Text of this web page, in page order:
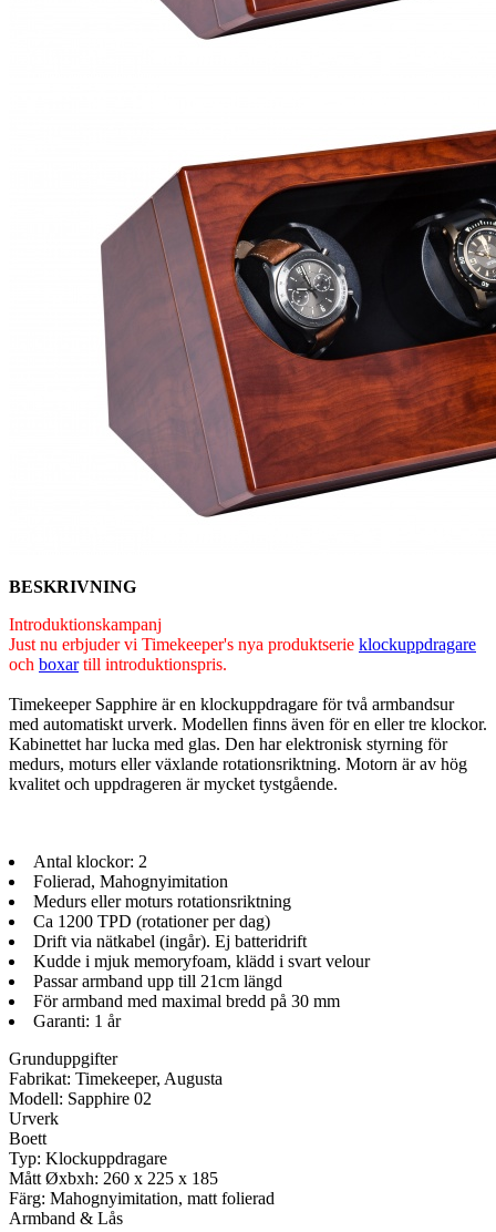
BESKRIVNING
Introduktionskampanj
Just nu erbjuder vi Timekeeper's nya produktserie klockuppdragare
och boxartill introduktionspris.
Timekeeper Sapphire är en klockuppdragare för två armbandsur
med automatiskt urverk. Modellen finns även för en eller tre klockor.
Kabinettet har lucka med glas. Den har elektronisk styrning för
medurs, moturs eller växlande rotationsriktning. Motorn är av hög
kvalitet och uppdrageren är mycket tystgående.
Antal klockor: 2
Folierad, Mahognyimitation
Medurs eller moturs rotationsriktning
Ca 1200 TPD (rotationer per dag)
Drift via nätkabel (ingår). Ej batteridrift
Kudde i mjuk memoryfoam, klädd i svart velour
Passar armband upp till 21cm längd
För armband med maximal bredd på 30 mm
Garanti: 1 år
Grunduppgifter
Fabrikat: Timekeeper, Augusta
Modell: Sapphire 02
Urverk
Boett
Typ: Klockuppdragare
Mått Øxbxh: 260 x 225 x 185
Färg: Mahognyimitation, matt folierad
Armband & Lås